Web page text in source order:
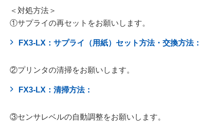
＜対処方法＞
①サプライの再セットをお願いします。
FX3-LX：サプライ（用紙）セット方法・交換方法：
②プリンタの清掃をお願いします。
FX3-LX：清掃方法：
③センサレベルの自動調整をお願いします。